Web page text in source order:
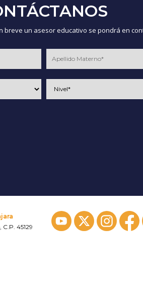
breve un asesor educativo se pondrá en
C.P. 45129